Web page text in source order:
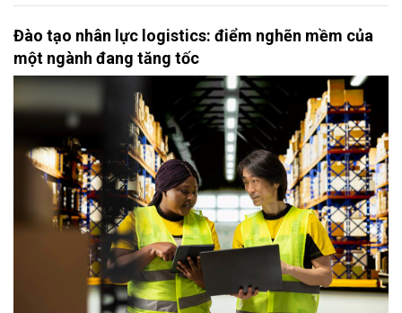
Đào tạo nhân lực logistics: điểm nghẽn mềm của
một ngành đang tăng tốc